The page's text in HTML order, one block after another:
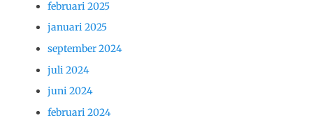
februari 2025
januari 2025
september 2024
juli 2024
juni 2024
februari 2024